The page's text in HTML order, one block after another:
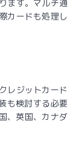
ます。マルチ通
カードも処理し
レジットカード
も検討する必要
、英国、カナダ